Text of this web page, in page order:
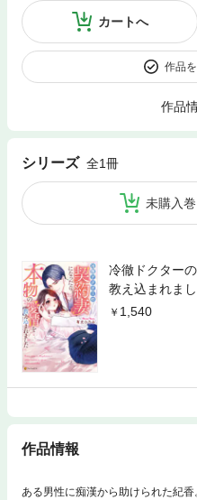
カートへ
作品
作品
シリーズ 全1冊
未購入
冷徹ドクター
教え込まれま
1,540
作品情報
ある男性に痴漢から助けられた紀